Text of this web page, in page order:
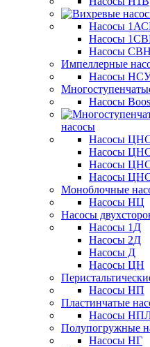
Насосы
Насосы
Насосы
Импеллерные
Насосы
Насосы
насосы
Насосы
Насосы
Насосы
Насосы
Моноблочные
Насосы НЦ
Насосы
Насосы 1Д
Насосы 2Д
Насосы Д
Насосы ЦН
Насосы НП
Пластинчатые
Насосы
Полупогружные
Насосы НГ